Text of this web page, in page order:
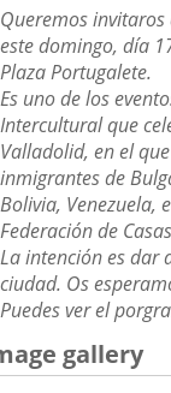
Descripción
Queremos invitaros
este domingo, día
Plaza Portugalete.
Es uno de los
Intercultural que
Valladolid, en el
inmigrantes de
Bolivia, Venezuela,
Federación de
La intención es dar
ciudad. Os
Puedes ver el
gallery